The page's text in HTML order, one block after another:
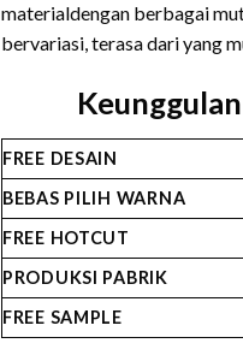
materialdengan berbagai
bervariasi, terasa dari yang
FREE DESAIN
BEBAS PILIH WARNA
FREE HOTCUT
PRODUKSI PABRIK
FREE SAMPLE